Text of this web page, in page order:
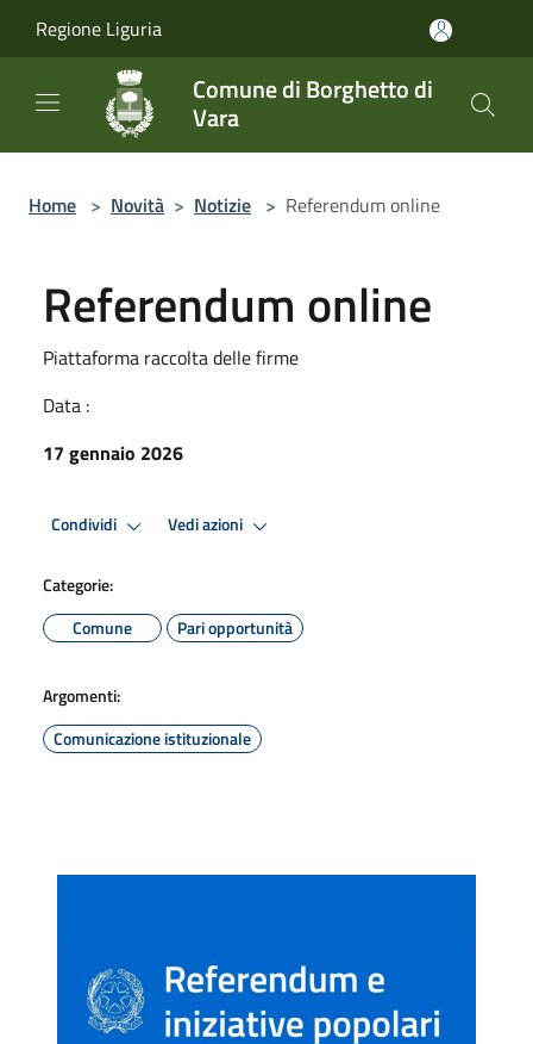
Regione Liguria
Comune di Borghetto di
Vara
Home > Novità > Notizie > Referendum online
Referendum online
Piattaforma raccolta delle firme
Data :
17 gennaio 2026
Condividi Vedi azioni
Categorie:
Comune
Pari opportunità
Argomenti:
Comunicazione istituzionale